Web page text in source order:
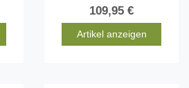
109,95 €
Artikel anzeigen